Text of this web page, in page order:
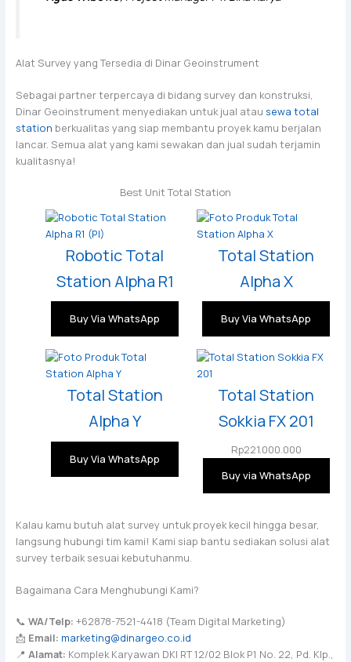
Alat Survey yang Tersedia di Dinar Geoinstrument
Sebagai partner terpercaya di bidang survey dan konstruksi,
Dinar Geoinstrument menyediakan untuk jual atau sewa total
station berkualitas yang siap membantu proyek kamu berjalan
lancar. Semua alat yang kami sewakan dan jual sudah terjamin
kualitasnya!
Best Unit Total Station
Robotic Total
Station Alpha R1
Buy Via WhatsApp
Total Station
Alpha X
Buy Via WhatsApp
Total Station
Alpha Y
Buy Via WhatsApp
Total Station
Sokkia FX 201
Rp221.000.000
Buy via WhatsApp
Kalau kamu butuh alat survey untuk proyek kecil hingga besar,
langsung hubungi tim kami! Kami siap bantu sediakan solusi alat
survey terbaik sesuai kebutuhanmu.
Bagaimana Cara Menghubungi Kami?
📞 WA/Telp: +62878-7521-4418 (Team Digital Marketing)
📩 Email: marketing@dinargeo.co.id
📍 Alamat: Komplek Karyawan DKI RT 12/02 Blok P1 No. 22, Pd. Klp.,